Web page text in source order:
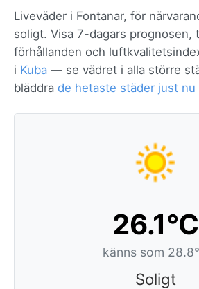
Liveväder i Fontanar, för
soligt. Visa 7-dagars prognosen,
förhållanden och
i Kuba — se vädret i alla större
bläddra de hetaste städer just nu
26.1°C
känns som
Soligt